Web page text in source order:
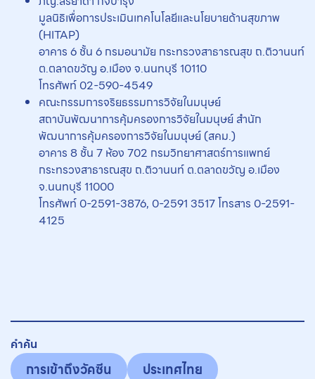
มูลนิธิเพื่อการประเมินเทคโนโลยีและนโยบายด้านสุขภาพ
(HITAP)
อาคาร 6 ชั้น 6 กรมอนามัย กระทรวงสาธารณสุข ถ.ติวานนท์
ต.ตลาดขวัญ อ.เมือง จ.นนทบุรี 10110
โทรศัพท์ 02-590-4549
คณะกรรมการจริยธรรมการวิจัยในมนุษย์
สถาบันพัฒนาการคุ้มครองการวิจัยในมนุษย์ สำนัก
พัฒนาการคุ้มครองการวิจัยในมนุษย์ (สคม.)
อาคาร 8 ชั้น 7 ห้อง 702 กรมวิทยาศาสตร์การแพทย์
กระทรวงสาธารณสุข ถ.ติวานนท์ ต.ตลาดขวัญ อ.เมือง
จ.นนทบุรี 11000
โทรศัพท์ 0-2591-3876, 0-2591 3517 โทรสาร 0-2591-
4125
คำค้น
การเข้าถึงวัคซีน ประเทศไทย